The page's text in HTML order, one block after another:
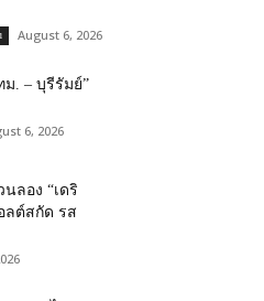
August 6, 2026
ม. – บุรีรัมย์”
6, 2026
ลอง “เดริ
ลต์สกัด รส